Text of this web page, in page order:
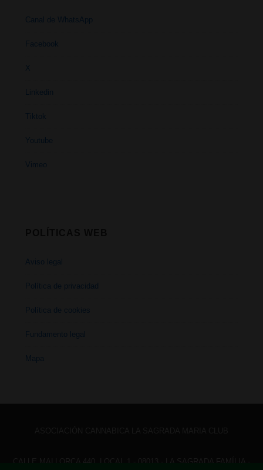
Canal de WhatsApp
Facebook
X
Linkedin
Tiktok
Youtube
Vimeo
Aviso legal
Política de privacidad
Política de cookies
Fundamento legal
Mapa
CALLE MALLORCA 440, LOCAL 1 - 08013 - LA SAGRADA FAMÍLIA -